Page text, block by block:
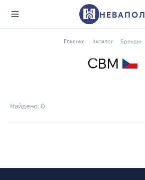
НЕВАПОЛ
Главная Каталог Бренды
СВМ
Найдено: 0